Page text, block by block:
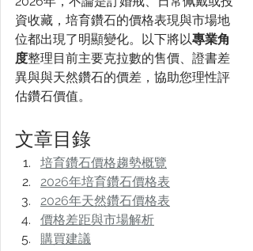
資收藏，培育鑽石的價格表現與市場地
位都出現了明顯變化。以下將以專業角
度整理目前主要克拉數的售價、證書差
異與與天然鑽石的價差，協助您理性評
估鑽石價值。
文章目錄
培育鑽石價格趨勢概覽
2026年培育鑽石價格表
2026年天然鑽石價格表
價格差距與市場解析
購買建議